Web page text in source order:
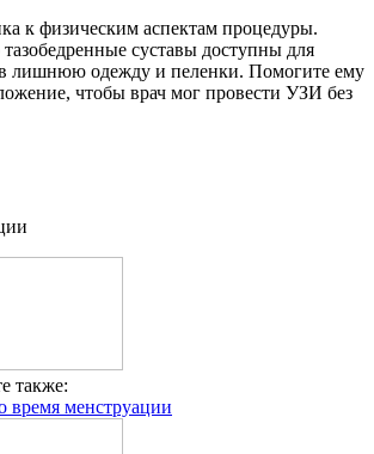
к физическим аспектам процедуры.
тазобедренные суставы доступны для
лишнюю одежду и пеленки. Помогите ему
чтобы врач мог провести УЗИ без
также:
время менструации